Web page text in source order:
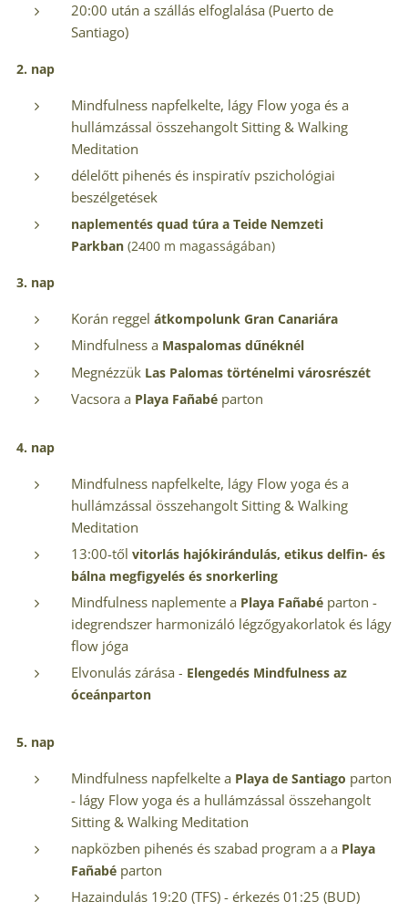
20:00 után a szállás elfoglalása (Puerto de
Santiago)
2. nap
Mindfulness napfelkelte, lágy Flow yoga és a
hullámzással összehangolt Sitting & Walking
Meditation
délelőtt pihenés és inspiratív pszichológiai
beszélgetések
naplementés quad túra a Teide Nemzeti
Parkban (2400 m magasságában)
3. nap
Korán reggel átkompolunk Gran Canariára
Mindfulness a Maspalomas dűnéknél
Megnézzük Las Palomas történelmi városrészét
Vacsora a Playa Fañabé parton
4. nap
Mindfulness napfelkelte, lágy Flow yoga és a
hullámzással összehangolt Sitting & Walking
Meditation
13:00-től vitorlás hajókirándulás, etikus delfin- és
bálna megfigyelés és snorkerling
Mindfulness naplemente a Playa Fañabé parton -
idegrendszer harmonizáló légzőgyakorlatok és lágy
flow jóga
Elvonulás zárása - Elengedés Mindfulness az
óceánparton
5. nap
Mindfulness napfelkelte a Playa de Santiago parton
- lágy Flow yoga és a hullámzással összehangolt
Sitting & Walking Meditation
napközben pihenés és szabad program a a Playa
Fañabé parton
Hazaindulás 19:20 (TFS) - érkezés 01:25 (BUD)